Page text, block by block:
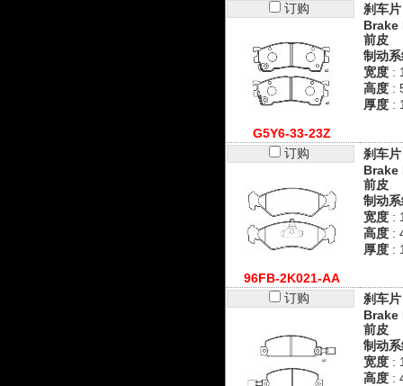
订购
G5Y6-33-23Z
刹车片
Brake
前皮
制动
宽度 :
高度 :
厚度 :
订购
96FB-2K021-AA
刹车片
Brake
前皮
制动
宽度 :
高度 :
厚度 :
订购
刹车片
Brake
前皮
制动
宽度 :
高度 :